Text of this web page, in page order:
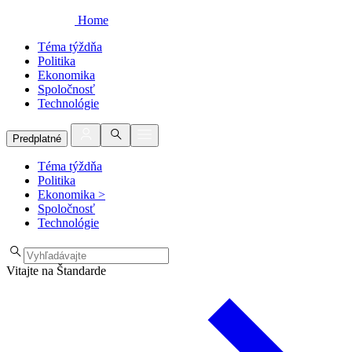
Home
Téma týždňa
Politika
Ekonomika
Spoločnosť
Technológie
Predplatné
Téma týždňa
Politika
Ekonomika >
Spoločnosť
Technológie
Vitajte na Štandarde